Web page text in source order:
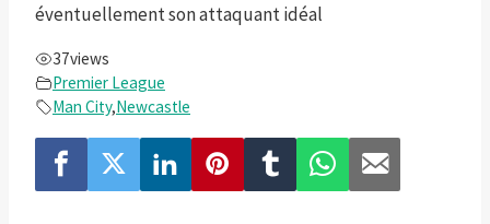
éventuellement son attaquant idéal
37views
Premier League
Man City,Newcastle